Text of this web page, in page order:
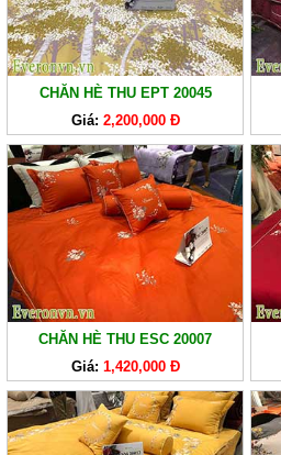
CHĂN HÈ THU EPT 20045
Giá: 2,200,000 Đ
CHĂN HÈ THU ESC 20007
Giá: 1,420,000 Đ